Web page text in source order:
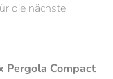
die nächste
Pergola Compact